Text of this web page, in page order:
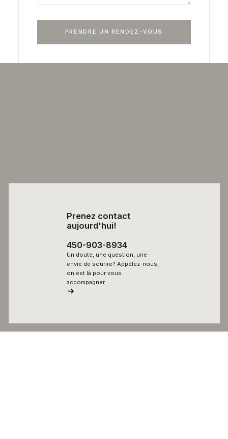
Prenez contact
aujourd'hui!
450-903-8934
Un doute, une question, une
envie de sourire? Appelez-nous,
on est là pour vous
accompagner.